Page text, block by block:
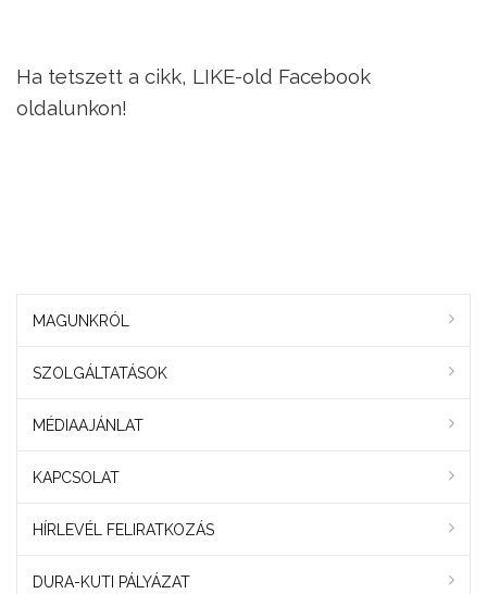
Ha tetszett a cikk, LIKE-old Facebook
oldalunkon!
MAGUNKRÓL
SZOLGÁLTATÁSOK
MÉDIAAJÁNLAT
KAPCSOLAT
HÍRLEVÉL FELIRATKOZÁS
DURA-KUTI PÁLYÁZAT